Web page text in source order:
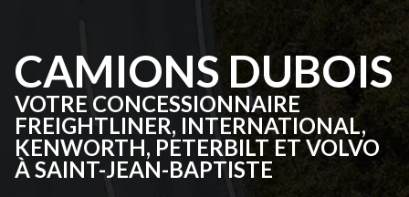
CAMIONS DUBOIS
VOTRE CONCESSIONNAIRE
FREIGHTLINER, INTERNATIONAL,
KENWORTH, PETERBILT ET VOLVO
À SAINT-JEAN-BAPTISTE